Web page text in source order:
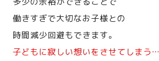
働きすぎで大切なお子様との
時間減少回避もできます。
子どもに寂しい想いをさせてしまう…